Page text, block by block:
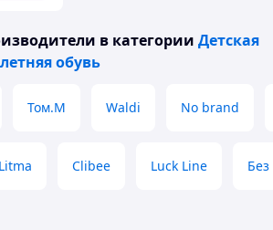
в категории Детская
обувь
Том.М Waldi No brand
Litma Clibee Luck Line